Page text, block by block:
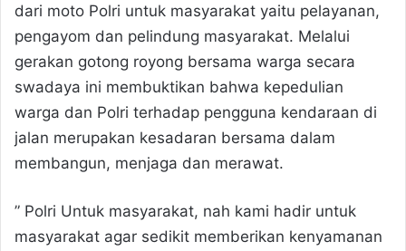
dari moto Polri untuk masyarakat yaitu pelayanan,
pengayom dan pelindung masyarakat. Melalui
gerakan gotong royong bersama warga secara
swadaya ini membuktikan bahwa kepedulian
warga dan Polri terhadap pengguna kendaraan di
jalan merupakan kesadaran bersama dalam
membangun, menjaga dan merawat.
” Polri Untuk masyarakat, nah kami hadir untuk
masyarakat agar sedikit memberikan kenyamanan